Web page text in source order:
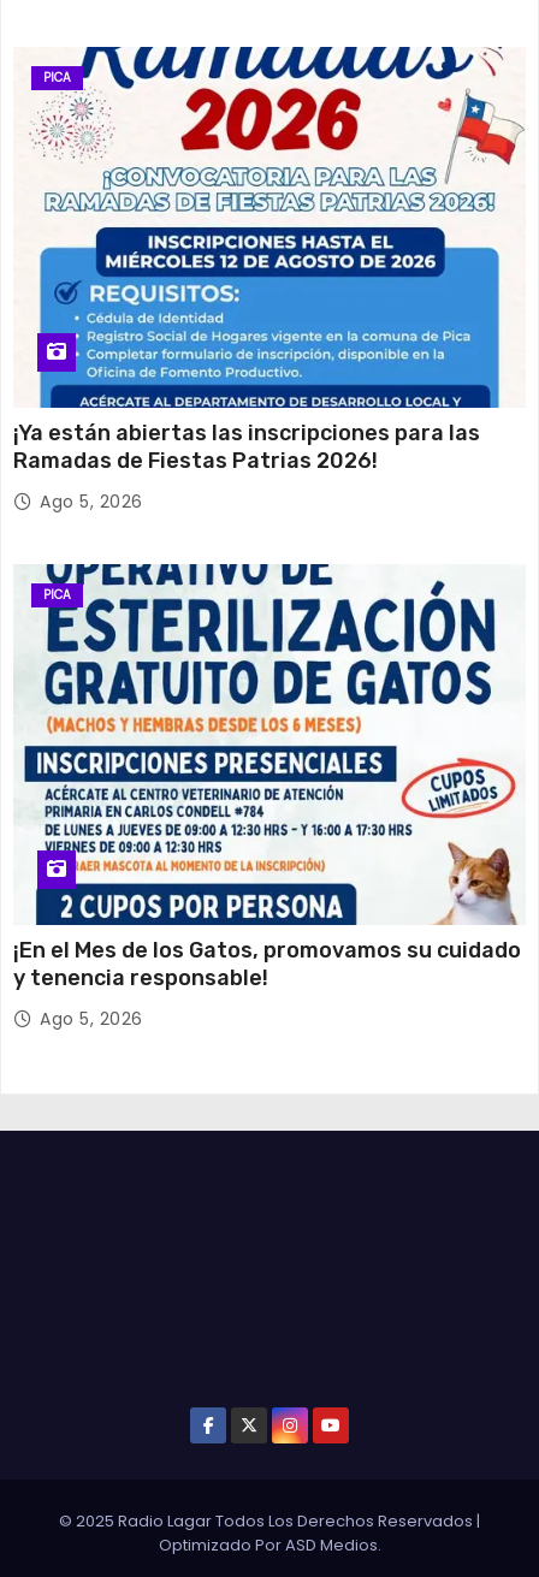
PICA
¡Ya están abiertas las inscripciones para las
Ramadas de Fiestas Patrias 2026!
Ago 5, 2026
PICA
¡En el Mes de los Gatos, promovamos su cuidado
y tenencia responsable!
Ago 5, 2026
© 2025 Radio Lagar Todos Los Derechos Reservados |
Optimizado PorASD Medios.